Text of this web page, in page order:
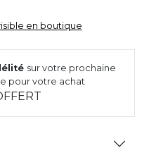
en boutique
sur votre prochaine
pour votre achat